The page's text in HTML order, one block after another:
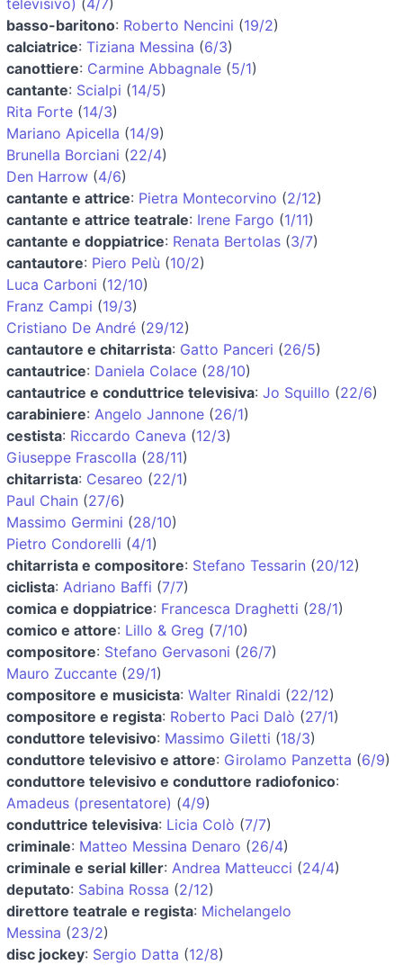
basso-baritono: Roberto Nencini (19/2)
calciatrice: Tiziana Messina (6/3)
canottiere: Carmine Abbagnale (5/1)
cantante: Scialpi (14/5)
Rita Forte (14/3)
Mariano Apicella (14/9)
Brunella Borciani (22/4)
Den Harrow (4/6)
cantante e attrice: Pietra Montecorvino (2/12)
cantante e attrice teatrale: Irene Fargo (1/11)
cantante e doppiatrice: Renata Bertolas (3/7)
cantautore: Piero Pelù (10/2)
Luca Carboni (12/10)
Franz Campi (19/3)
Cristiano De André (29/12)
cantautore e chitarrista: Gatto Panceri (26/5)
cantautrice: Daniela Colace (28/10)
cantautrice e conduttrice televisiva: Jo Squillo (22/6)
carabiniere: Angelo Jannone (26/1)
cestista: Riccardo Caneva (12/3)
Giuseppe Frascolla (28/11)
chitarrista: Cesareo (22/1)
Paul Chain (27/6)
Massimo Germini (28/10)
Pietro Condorelli (4/1)
chitarrista e compositore: Stefano Tessarin (20/12)
ciclista: Adriano Baffi (7/7)
comica e doppiatrice: Francesca Draghetti (28/1)
comico e attore: Lillo & Greg (7/10)
compositore: Stefano Gervasoni (26/7)
Mauro Zuccante (29/1)
compositore e musicista: Walter Rinaldi (22/12)
compositore e regista: Roberto Paci Dalò (27/1)
conduttore televisivo: Massimo Giletti (18/3)
conduttore televisivo e attore: Girolamo Panzetta (6/9)
conduttore televisivo e conduttore radiofonico:
Amadeus (presentatore) (4/9)
conduttrice televisiva: Licia Colò (7/7)
criminale: Matteo Messina Denaro (26/4)
criminale e serial killer: Andrea Matteucci (24/4)
deputato: Sabina Rossa (2/12)
direttore teatrale e regista: Michelangelo
Messina (23/2)
disc jockey: Sergio Datta (12/8)